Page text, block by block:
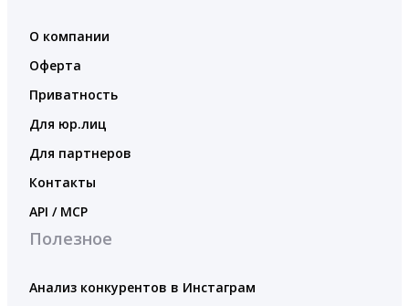
О компании
Оферта
Приватность
Для юр.лиц
Для партнеров
Контакты
API / MCP
Полезное
Анализ конкурентов в Инстаграм